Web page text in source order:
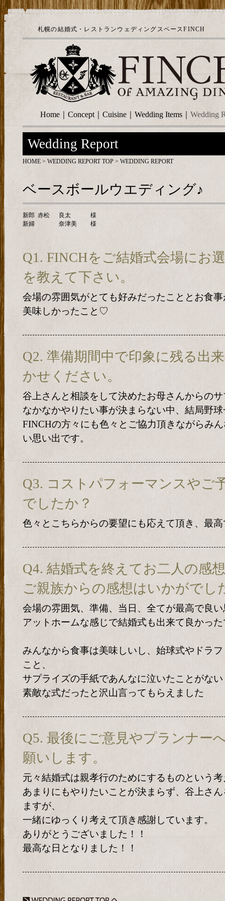
札幌の結婚式・レストランウェディングスペースFINCH
Home Concept Cuisine Wedding Items Wedding
Wedding Report
HOME > WEDDING REPORT TOP > WEDDING REPORT
ベースボールウエディング♪
新郎 赤松 良太
様
新婦
奈津美 様
Q1. FINCHをご結婚式会場にお
を教えて下さい。
会場の雰囲気がとても好みだったこととお食
美味しかったこと♡
Q2. 準備期間中で印象に残る出
かせください。
谷上さんと相談をして決めたお母さんからの
なかなかやりたい事が決まらない中、結局野
FINCHの方々にも色々とご協力頂きながらみ
い思い出です。
Q3. コストパフォーマンスやご
でしたか？
色々とこちらからの要望にも応えて頂き、最
Q4. 結婚式を終えてお二人の感
ご親族からの感想はいかがでし
会場の雰囲気、準備、当日、全てが最高で良
アットホームな感じで結婚式も出来て良かっ
みんなから食事は美味しいし、始球式やドラ
こと、
サプライズの手紙であんなに泣いたことがな
素敵な式だったと沢山言ってもらえました
Q5. 最後にご意見やプランナー
願いします。
元々結婚式は親孝行のためにするものという
あまりにもやりたいことが決まらず、谷上さ
ますが、
一緒にゆっくり考えて頂き感謝しています。
ありがとうございました！！
最高な日となりました！！